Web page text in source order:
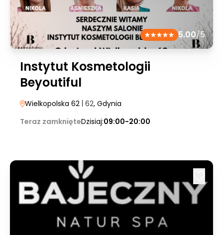
5.00/5
Instytut Kosmetologii
Beyoutiful
Wielkopolska 62 | 62, Gdynia
Teraz zamknięteDzisiaj:09:00-20:00